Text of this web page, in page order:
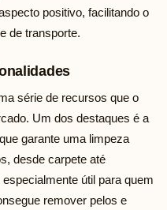
positivo, facilitando o
de transporte.
série de recursos que o
Um dos destaques é a
garante uma limpeza
desde carpete até
útil para quem
remover pelos e